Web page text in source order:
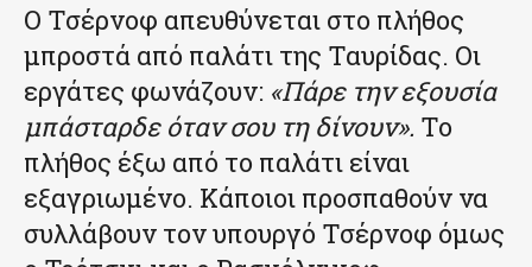
Ο Τσέρνοφ απευθύνεται στο πλήθος
μπροστά από παλάτι της Ταυρίδας. Οι
εργάτες φωνάζουν: «Πάρε την εξουσία
μπάσταρδε όταν σου τη δίνουν». Το
πλήθος έξω από το παλάτι είναι
εξαγριωμένο. Κάποιοι προσπαθούν να
συλλάβουν τον υπουργό Τσέρνοφ όμως